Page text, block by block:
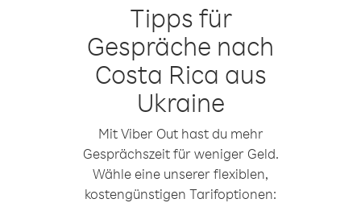
Tipps für
Gespräche nach
Costa Rica aus
Ukraine
Mit Viber Out hast du mehr
Gesprächszeit für weniger Geld.
Wähle eine unserer flexiblen,
kostengünstigen Tarifoptionen: